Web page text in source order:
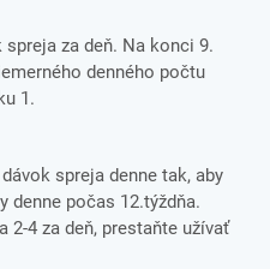
za deň. Na konci 9.
denného počtu
1.
spreja denne tak, aby
denne počas 12.týždňa.
2-4 za deň, prestaňte užívať